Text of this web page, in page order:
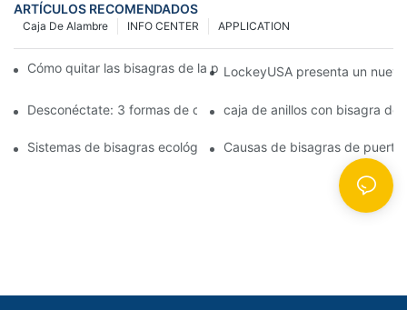
ARTÍCULOS RECOMENDADOS
APPLICATION
INFO CENTER
Caja De Alambre
Cómo quitar las bisagras de la puerta de su cocina, horno o
LockeyUSA presenta un
Desconéctate: 3 formas de crear puertas visualmente
caja de anillos con bisagra de
Sistemas de bisagras ecológicas: juntas herméticas para
Causas de bisagras de